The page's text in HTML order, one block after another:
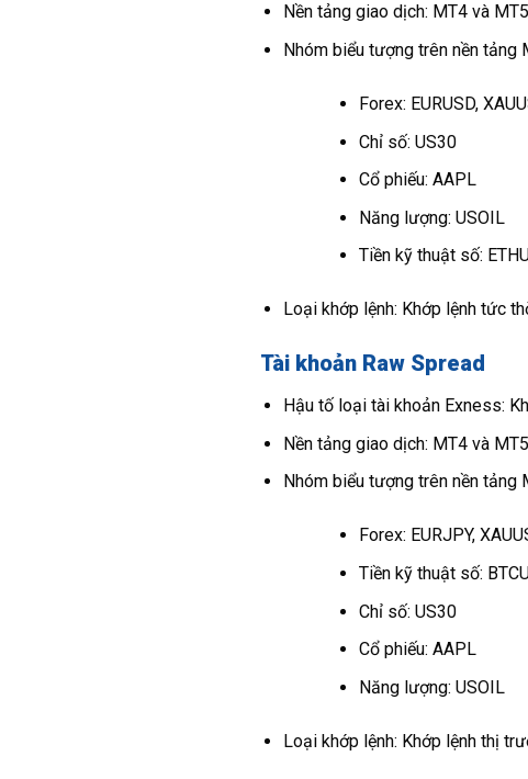
Nền tảng giao dịch: MT4 và MT5
Nhóm biểu tượng trên nền tảng
Forex: EURUSD,
Chỉ số: US30
Cổ phiếu: AAPL
Năng lượng: USOIL
Tiền kỹ thuật số:
Loại khớp lệnh: Khớp lệnh tức
Tài khoản Raw Spread
Hậu tố loại tài khoản Exness:
Nền tảng giao dịch: MT4 và MT5
Nhóm biểu tượng trên nền tảng
Forex: EURJPY,
Tiền kỹ thuật số:
Chỉ số: US30
Cổ phiếu: AAPL
Năng lượng: USOIL
Loại khớp lệnh: Khớp lệnh thị